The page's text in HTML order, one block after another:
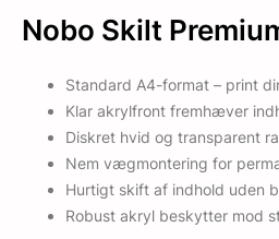
Nobo Skilt
Standard A4-format – print
Klar akrylfront fremhæver
Diskret hvid og transparent
Nem vægmontering for
Hurtigt skift af indhold uden
Robust akryl beskytter mod